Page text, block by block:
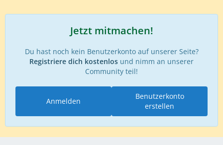
Jetzt mitmachen!
Du hast noch kein Benutzerkonto auf unserer Seite?
Registriere dich kostenlos und nimm an unserer
Community teil!
Benutzerkonto
erstellen
Anmelden